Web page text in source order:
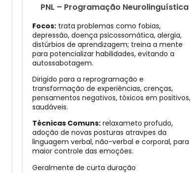
PNL – Programação Neurolinguística
Focos:trata problemas como fobias,
depressão, doença psicossomática, alergia,
distúrbios de aprendizagem; treina a mente
para potencializar habilidades, evitando a
autossabotagem.
Dirigido para a reprogramação e
transformação de experiências, crenças,
pensamentos negativos, tóxicos em positivos,
saudáveis.
Técnicas Comuns:relaxameto profudo,
adoção de novas posturas atravpes da
linguagem verbal, não-verbal e corporal, para
maior controle das emoções.
Geralmente de curta duração